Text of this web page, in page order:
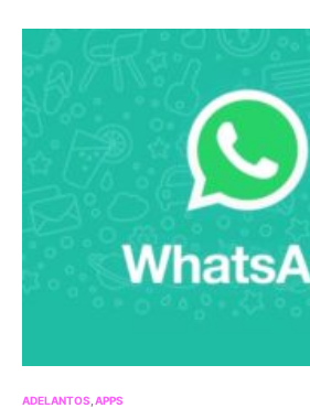
ADELANTOS APPS